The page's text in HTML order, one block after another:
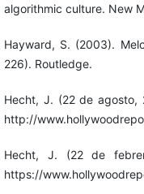
algorithmic culture. New
Hayward, S. (2003).
226). Routledge.
Hecht, J. (22 de agosto,
http://
Hecht, J. (22 de
https://